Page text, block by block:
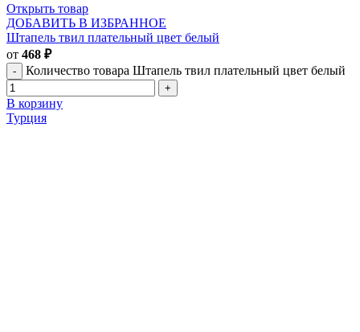
Открыть товар
ДОБАВИТЬ В ИЗБРАННОЕ
Штапель твил плательный цвет белый
от 468 ₽
Количество товара Штапель твил плательный цвет белый
В корзину
Турция